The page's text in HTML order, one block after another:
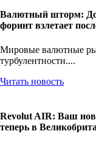
Валютный шторм:
форинт взлетает
Мировые валютные
турбулентности....
Читать новость
Revolut AIR: Ваш
теперь в